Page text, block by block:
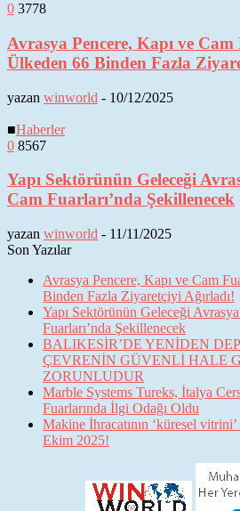
0 3778
Avrasya Pencere, Kapı ve
Ülkeden 66 Binden Fazla
yazan winworld - 10/12/2025
■Haberler
0 8567
Yapı Sektörünün Geleceği
Cam Fuarları’nda Şekillenecek
yazan winworld - 11/11/2025
Son Yazılar
Avrasya Pencere, Kapı ve Cam
Binden Fazla Ziyaretçiyi Ağırladı!
Yapı Sektörünün Geleceği
Fuarları’nda Şekillenecek
BALIKESİR’DE YENİDEN
ÇEVRENİN GÜVENLİ HALE
ZORUNLUDUR
Marble Systems Tureks, İtalya
Fuarlarında İlgi Odağı Oldu
Makine İhracatının ‘küresel
Ekim 2025!